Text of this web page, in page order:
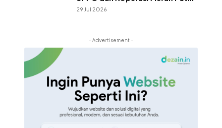
29 Jul 2026
- Advertisement -